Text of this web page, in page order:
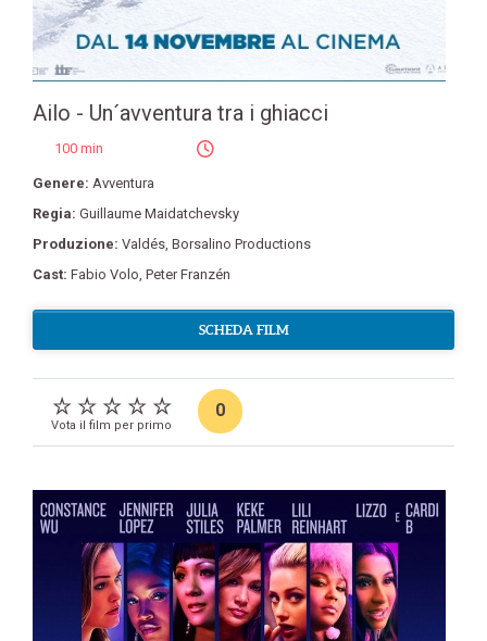
Ailo - Un´avventura tra i ghiacci
100 min
Genere: Avventura
Regia: Guillaume Maidatchevsky
Produzione: Valdés, Borsalino Productions
Cast: Fabio Volo, Peter Franzén
SCHEDA FILM
Vota il film per primo
0